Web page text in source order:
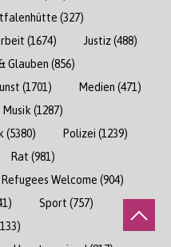
(327)
(1674) Justiz(488)
Glauben (856)
(1701) Medien (471)
Musik(1287)
(5380) Polizei (1239)
Rat (981)
Refugees Welcome (904)
Sport (757)